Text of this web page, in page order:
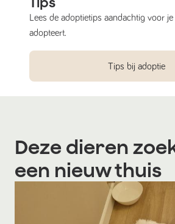
Lees de adoptietips aandachtig voor
adopteert.
Tips bij adoptie
Deze dieren
een nieuw thuis